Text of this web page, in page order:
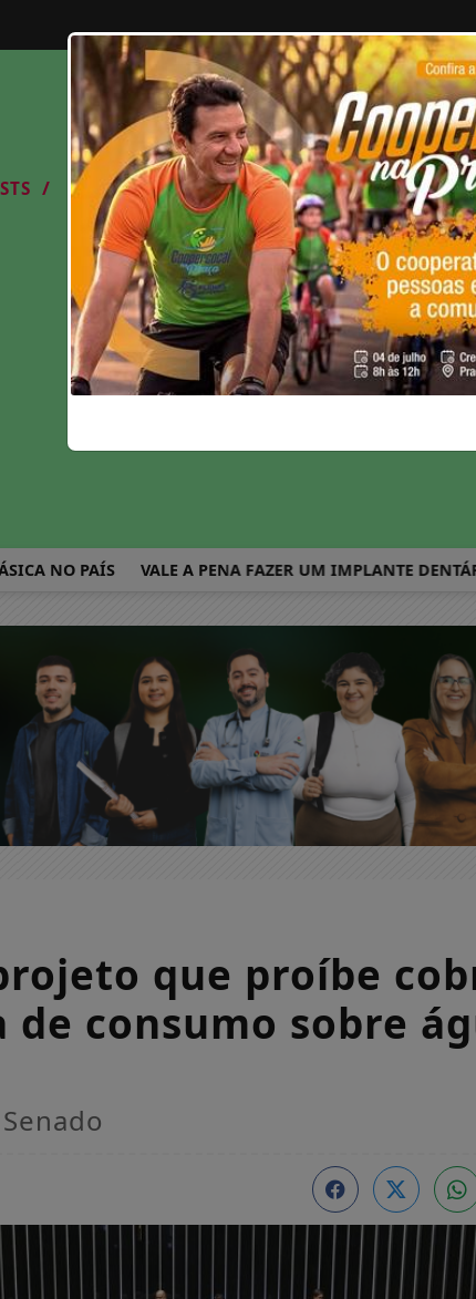
/ CLASSIFICADOS / COLUNAS / EMPREGOS
NO PAÍS VALE A PENA FAZER UM IMPLANTE DENTÁRIO?
que proíbe
consumo sobre